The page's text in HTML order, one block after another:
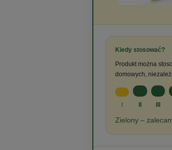
Kiedy stosować?
Produkt można
domowych,
Zielony –